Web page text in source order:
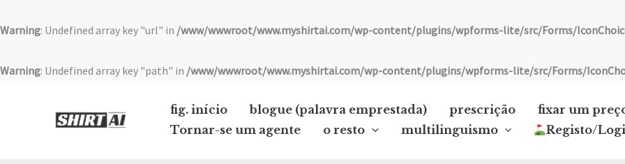
Warning: Undefined array key "url" in /www/wwwroot/www.myshirtai.com/wp-content/plugins/wpforms-lite/src/Forms/
Warning: Undefined array key "path" in /www/wwwroot/www.myshirtai.com/wp-content/plugins/wpforms-lite/src/Forms/
para
conteúdo
fig. início blogue (palavra emprestada) prescrição fixar um
Tornar-se um agente
o resto multilinguismo Registo/